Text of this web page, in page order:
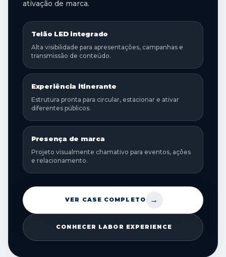
ativação de marca.
Telão LED integrado
Alta visibilidade para apresentações, campanhas e
transmissão de conteúdo.
Experiência itinerante
Estrutura pronta para circular, estacionar e ativar
diferentes públicos.
Presença de marca
Projeto visualmente chamativo para eventos, ações
e relacionamento.
VER CASE COMPLETO →
CONHECER LABOR EXPERIENCE